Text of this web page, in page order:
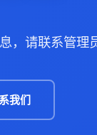
，请联系管理员
我们